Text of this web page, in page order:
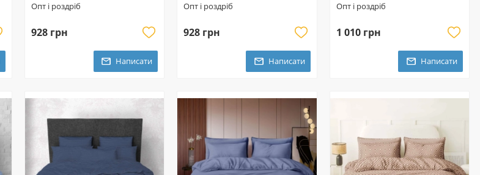
Опт і роздріб
928 грн
Написати
Опт і роздріб
928 грн
Написати
Опт і роздріб
1 010 грн
Написати